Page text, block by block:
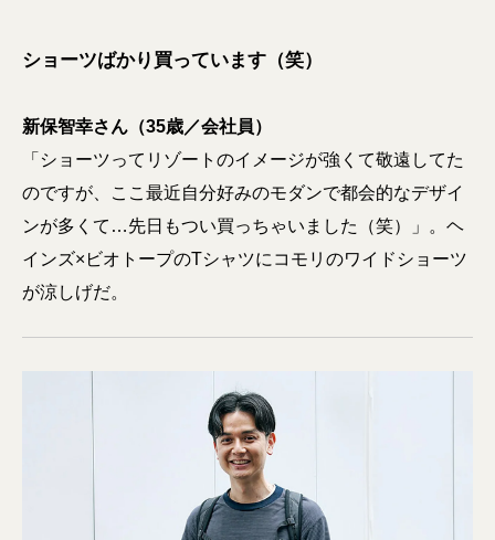
ショーツばかり買っています（笑）
新保智幸さん（35歳／会社員）
「ショーツってリゾートのイメージが強くて敬遠してた
のですが、ここ最近自分好みのモダンで都会的なデザイ
ンが多くて…先日もつい買っちゃいました（笑）」。ヘ
インズ×ビオトープのTシャツにコモリのワイドショーツ
が涼しげだ。